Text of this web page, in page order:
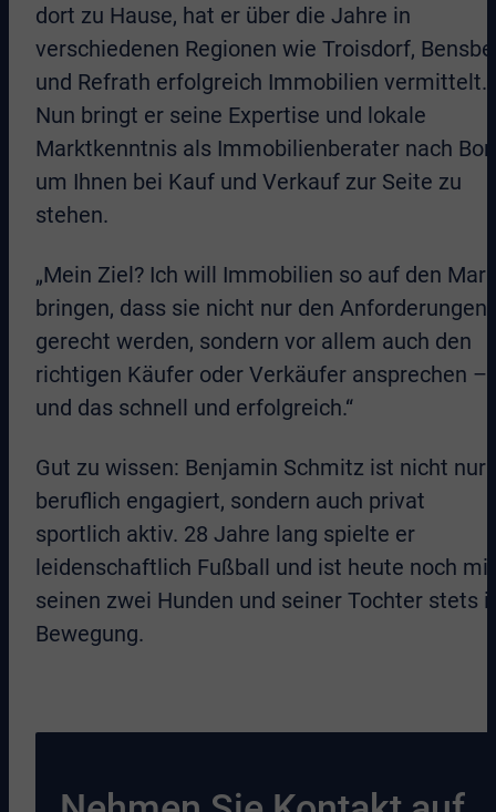
dort zu Hause, hat er über die Jahre in
verschiedenen Regionen wie Troisdorf,
und Refrath erfolgreich Immobilien vermittelt.
Nun bringt er seine Expertise und lokale
Marktkenntnis als Immobilienberater nach
um Ihnen bei Kauf und Verkauf zur Seite zu
stehen.
„Mein Ziel? Ich will Immobilien so auf den
bringen, dass sie nicht nur den Anforderungen
gerecht werden, sondern vor allem auch den
richtigen Käufer oder Verkäufer ansprechen –
und das schnell und erfolgreich.“
Gut zu wissen: Benjamin Schmitz ist nicht nur
beruflich engagiert, sondern auch privat
sportlich aktiv. 28 Jahre lang spielte er
leidenschaftlich Fußball und ist heute noch mit
seinen zwei Hunden und seiner Tochter stets
Bewegung.